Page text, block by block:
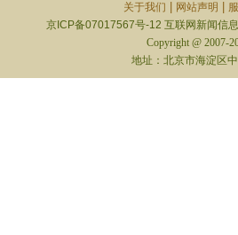
关于我们 网站声明
京ICP备07017567号-12 互联网新闻信
Copyright @ 2007-
地址：北京市海淀区